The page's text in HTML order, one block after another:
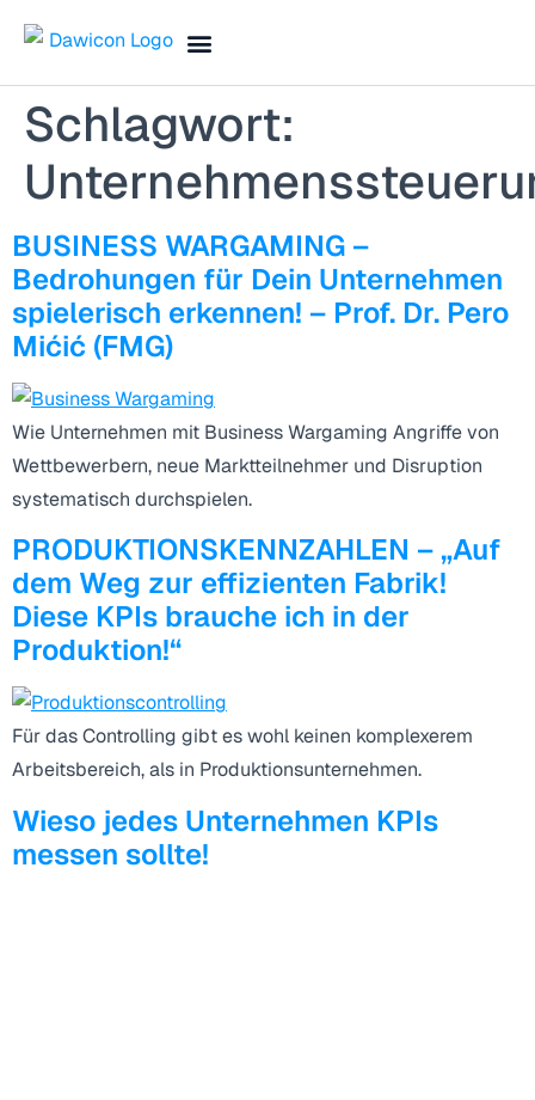
Schlagwort:
BUSINESS WARGAMING –
Bedrohungen für Dein Unternehmen
spielerisch erkennen! – Prof. Dr. Pero
Mićić (FMG)
Wie Unternehmen mit Business Wargaming Angriffe von
Wettbewerbern, neue Marktteilnehmer und Disruption
systematisch durchspielen.
PRODUKTIONSKENNZAHLEN – „Auf
dem Weg zur effizienten Fabrik!
Diese KPIs brauche ich in der
Produktion!“
Für das Controlling gibt es wohl keinen komplexerem
Arbeitsbereich, als in Produktionsunternehmen.
Wieso jedes Unternehmen KPIs
messen sollte!